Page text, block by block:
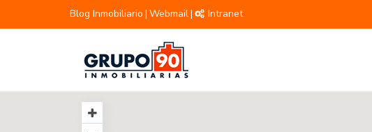
Blog Inmobiliario | Webmail| Intranet